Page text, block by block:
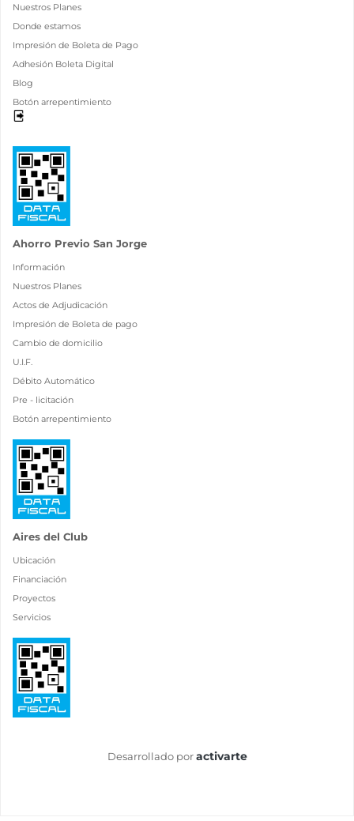
Nuestros Planes
Donde estamos
Impresión de Boleta de Pago
Adhesión Boleta Digital
Blog
Botón arrepentimiento
Ahorro Previo San Jorge
Información
Nuestros Planes
Actos de Adjudicación
Impresión de Boleta de pago
Cambio de domicilio
U.I.F.
Débito Automático
Pre - licitación
Botón arrepentimiento
Aires del Club
Ubicación
Financiación
Proyectos
Servicios
Desarrollado por activarte